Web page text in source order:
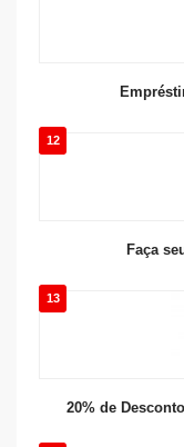
12
Faça
13
20% de